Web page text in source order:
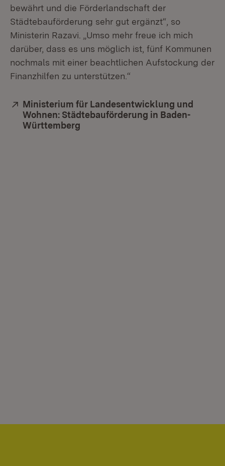
bewährt und die Förderlandschaft der
Städtebauförderung sehr gut ergänzt“, so
Ministerin Razavi. „Umso mehr freue ich mich
darüber, dass es uns möglich ist, fünf Kommunen
nochmals mit einer beachtlichen Aufstockung der
Finanzhilfen zu unterstützen.“
Extern:
Ministerium für Landesentwicklung und
Wohnen: Städtebauförderung in Baden-
Württemberg